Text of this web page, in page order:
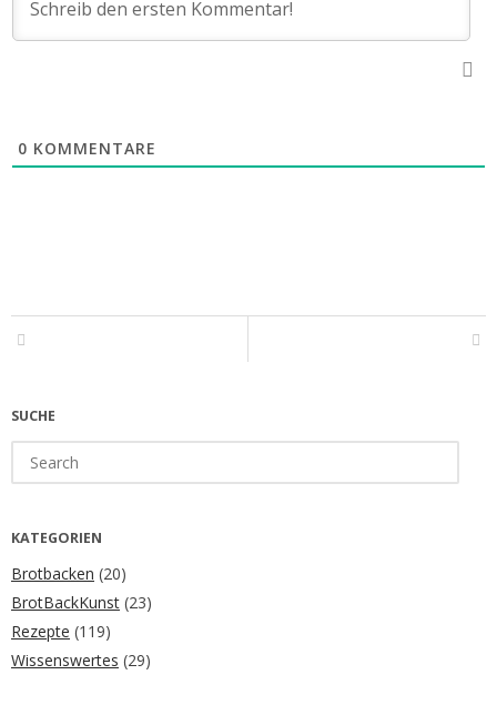
0 KOMMENTARE
SUCHE
for:
KATEGORIEN
Brotbacken (20)
BrotBackKunst (23)
Rezepte (119)
Wissenswertes (29)